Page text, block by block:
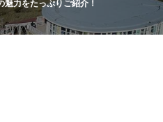
魅力をたっぷりご紹介！